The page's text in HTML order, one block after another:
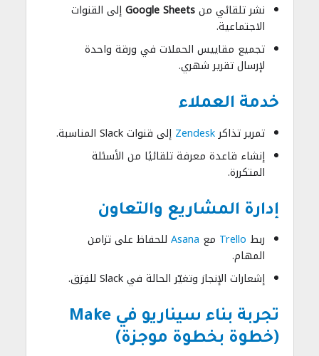
نشر تلقائي منGoogle Sheetsإلى القنوات
الاجتماعية.
تجميع مقاييس الحملات في ورقة واحدة
لإرسال تقرير شهري.
خدمة العملاء
تمرير تذاكرZendesk إلى قنوات Slack المناسبة.
إنشاء قاعدة معرفة تلقائيًا من الأسئلة
المتكررة.
إدارة المشاريع والتعاون
ربط Trello مع Asana للحفاظ على تزامن
المهام.
إشعارات الإنجاز وتغيّر الحالة في Slack للفِرَق.
تجربة بناء سيناريو في Make
(خطوة بخطوة موجزة)